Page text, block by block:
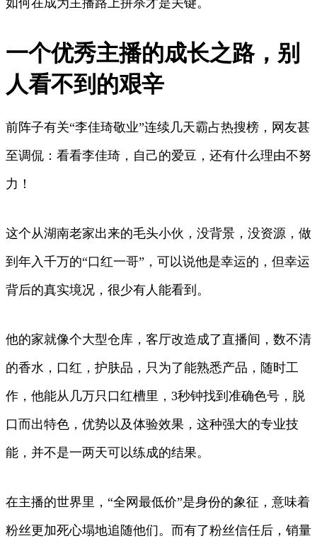
一个优秀主播的成长之路，别
人看不到的艰辛
前阵子有关“李佳琦敬业”连续几天霸占热搜榜，网友甚
至调侃：看看李佳琦，自己的爱豆，还有什么理由不努
力！
这个从湖南老家出来的毛头小伙，没背景，没资源，做
到年入千万的“口红一哥”，可以说他是幸运的，但幸运
背后的真实境况，很少有人能看到。
他的家就像个大型仓库，客厅改造成了直播间，数不清
的香水，口红，护肤品，只为了能熟悉产品，随时工
作，他能从几万只口红槽里，3秒钟找到准确色号，脱
口而出特色，优势以及体验效果，这种强大的专业技
能，并不是一两天可以练成的结果。
在主播的世界里，“全网最低价”是身份的象征，意味着
粉丝更加死心塌地追随他们。而有了粉丝信任后，销量